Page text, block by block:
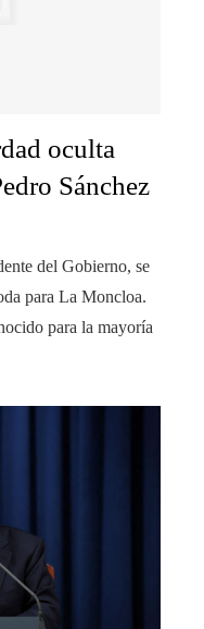
oculta
Sánchez
del Gobierno, se
para La Moncloa.
para la mayoría